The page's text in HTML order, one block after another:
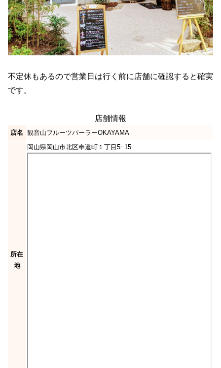
不定休もあるので営業日は行く前に店舗に確認すると確実
です。
店舗情報
店名 観音山フルーツパーラーOKAYAMA
所在
地
岡山県岡山市北区奉還町１丁目5−15